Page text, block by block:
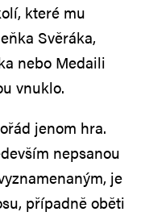
které mu
Svěráka,
nebo Medaili
vnuklo.
jenom hra.
nepsanou
je
případně oběti